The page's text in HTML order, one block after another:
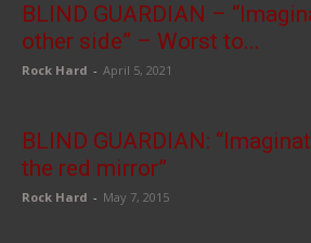
BLIND GUARDIAN –
other side” – Worst to...
Rock Hard - April 5, 2021
BLIND GUARDIAN:
the red mirror”
Rock Hard - May 7, 2015